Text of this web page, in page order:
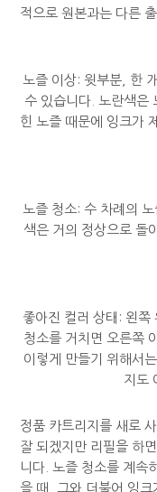
적으로 원본과는 다른
노즐 이상: 윗부분, 한
수 있습니다. 노란색은
힌 노즐 때문에 잉크가
노즐 청소: 수 차례의
색은 거의 정상으로 돌
좋아진 컬러 상태: 왼쪽
청소를 거치면 오른쪽
이렇게 만들기 위해서
지도
정품 카트리지를 새로
잘 되겠지만 리필을 하
니다. 노즐 청소를 계속
을 때, 그와 더불어 잉크